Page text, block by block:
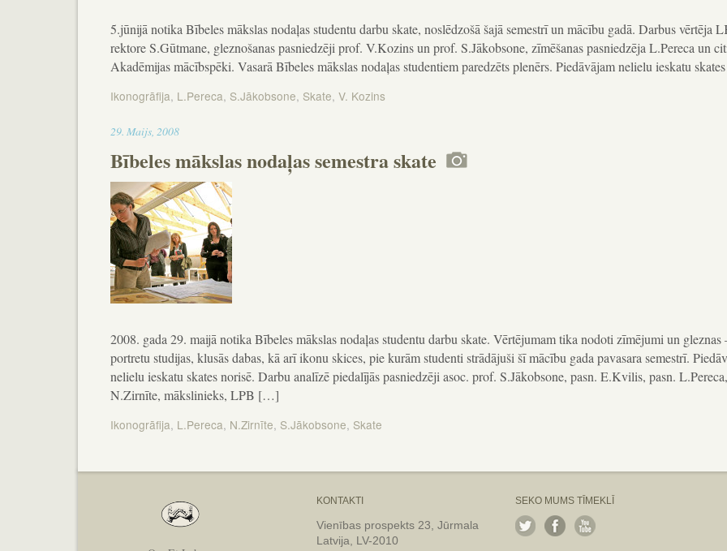
5.jūnijā notika Bībeles mākslas nodaļas studentu darbu skate, noslēdzošā šajā semestrī un mācību gadā. Darbus vērtēja
rektore S.Gūtmane, gleznošanas pasniedzēji prof. V.Kozins un prof. S.Jākobsone, zīmēšanas pasniedzēja L.Pereca un
Akadēmijas mācībspēki. Vasarā Bībeles mākslas nodaļas studentiem paredzēts plenērs. Piedāvājam nelielu ieskatu
Ikonogrāfija, L.Pereca, S.Jākobsone, Skate,V. Kozins
29. Maijs 200813:10
Bībeles mākslas nodaļas semestra skate
2008. gada 29. maijā notika Bībeles mākslas nodaļas studentu darbu skate. Vērtējumam tika nodoti zīmējumi un gleznas
portretu studijas, klusās dabas, kā arī ikonu skices, pie kurām studenti strādājuši šī mācību gada pavasara semestrī.
nelielu ieskatu skates norisē. Darbu analīzē piedalījās pasniedzēji asoc. prof. S.Jākobsone, pasn. E.Kvilis, pasn.
N.Zirnīte, mākslinieks, LPB […]
Ikonogrāfija, L.Pereca, N.Zirnīte, S.Jākobsone, Skate
KONTAKTI
Vienības prospekts 23, Jūrmala
Latvija, LV-2010
SEKO MUMS TĪMEKLĪ